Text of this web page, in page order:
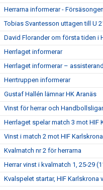
Herrarna informerar -
Tobias Svantesson uttagen till U
David Florander om första tiden i
Herrlaget informerar
Herrlaget informerar –
Herrtruppen informerar
Gustaf Hallén lämnar HK Aranäs
Vinst för herrar och
Herrlaget spelar match 3 mot HIF
Vinst i match 2 mot HIF
Kvalmatch nr 2 för herrarna
Herrar vinst i kvalmatch 1, 25-29
Kvalspelet startar, HIF Karlskrona